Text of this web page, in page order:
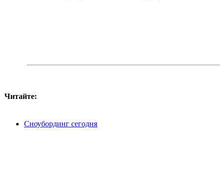
Читайте:
Сноубординг сегодня